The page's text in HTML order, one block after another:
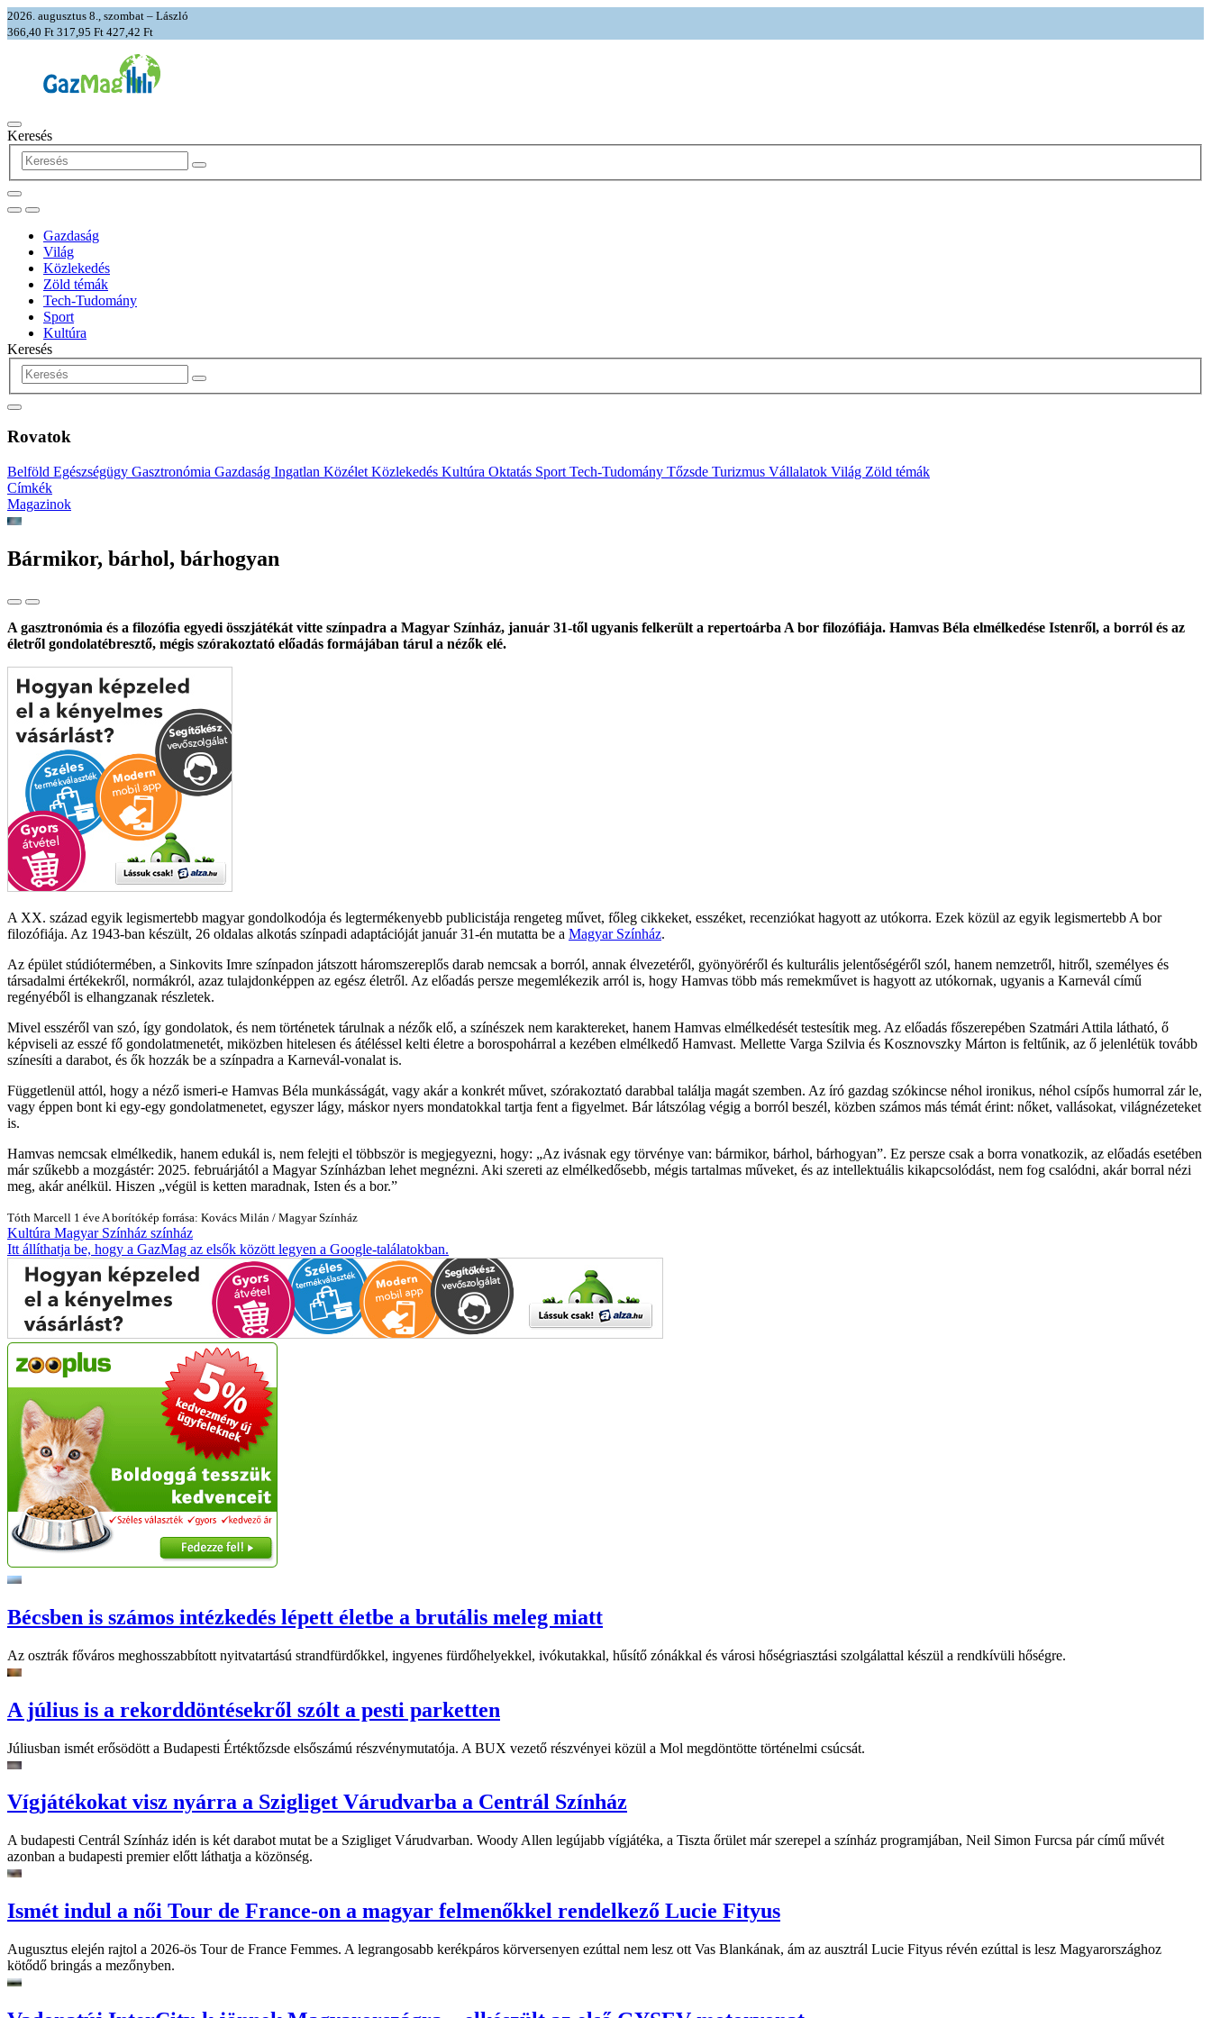
2026. augusztus 8., szombat – László
366,40 Ft 317,95 Ft 427,42 Ft
Keresés
Gazdaság
Világ
Közlekedés
Zöld témák
Tech-Tudomány
Sport
Kultúra
Keresés
Rovatok
Belföld Egészségügy Gasztronómia Gazdaság Ingatlan Közélet Közlekedés Kultúra Oktatás Sport Tech-Tudomány Tőzsde Turizmus Vállalatok Világ Zöld témák
Címkék
Magazinok
Bármikor, bárhol, bárhogyan
A gasztronómia és a filozófia egyedi összjátékát vitte színpadra a Magyar Színház, január 31-től ugyanis felkerült a repertoárba A bor filozófiája. Hamvas Béla elmélkedése Istenről, a borról és az
életről gondolatébresztő, mégis szórakoztató előadás formájában tárul a nézők elé.
A XX. század egyik legismertebb magyar gondolkodója és legtermékenyebb publicistája rengeteg művet, főleg cikkeket, esszéket, recenziókat hagyott az utókorra. Ezek közül az egyik legismertebb A bor
filozófiája. Az 1943-ban készült, 26 oldalas alkotás színpadi adaptációját január 31-én mutatta be a Magyar Színház.
Az épület stúdiótermében, a Sinkovits Imre színpadon játszott háromszereplős darab nemcsak a borról, annak élvezetéről, gyönyöréről és kulturális jelentőségéről szól, hanem nemzetről, hitről, személyes és
társadalmi értékekről, normákról, azaz tulajdonképpen az egész életről. Az előadás persze megemlékezik arról is, hogy Hamvas több más remekművet is hagyott az utókornak, ugyanis a Karnevál című
regényéből is elhangzanak részletek.
Mivel esszéről van szó, így gondolatok, és nem történetek tárulnak a nézők elő, a színészek nem karaktereket, hanem Hamvas elmélkedését testesítik meg. Az előadás főszerepében Szatmári Attila látható, ő
képviseli az esszé fő gondolatmenetét, miközben hitelesen és átéléssel kelti életre a borospohárral a kezében elmélkedő Hamvast. Mellette Varga Szilvia és Kosznovszky Márton is feltűnik, az ő jelenlétük tovább
színesíti a darabot, és ők hozzák be a színpadra a Karnevál-vonalat is.
Függetlenül attól, hogy a néző ismeri-e Hamvas Béla munkásságát, vagy akár a konkrét művet, szórakoztató darabbal találja magát szemben. Az író gazdag szókincse néhol ironikus, néhol csípős humorral zár le,
vagy éppen bont ki egy-egy gondolatmenetet, egyszer lágy, máskor nyers mondatokkal tartja fent a figyelmet. Bár látszólag végig a borról beszél, közben számos más témát érint: nőket, vallásokat, világnézeteket
is.
Hamvas nemcsak elmélkedik, hanem edukál is, nem felejti el többször is megjegyezni, hogy: „Az ivásnak egy törvénye van: bármikor, bárhol, bárhogyan”. Ez persze csak a borra vonatkozik, az előadás esetében
már szűkebb a mozgástér: 2025. februárjától a Magyar Színházban lehet megnézni. Aki szereti az elmélkedősebb, mégis tartalmas műveket, és az intellektuális kikapcsolódást, nem fog csalódni, akár borral nézi
meg, akár anélkül. Hiszen „végül is ketten maradnak, Isten és a bor.”
Tóth Marcell 1 éve A borítókép forrása: Kovács Milán / Magyar Színház
Kultúra Magyar Színház színház
Itt állíthatja be, hogy a GazMag az elsők között legyen a Google-találatokban.
Bécsben is számos intézkedés lépett életbe a brutális meleg miatt
Az osztrák főváros meghosszabbított nyitvatartású strandfürdőkkel, ingyenes fürdőhelyekkel, ivókutakkal, hűsítő zónákkal és városi hőségriasztási szolgálattal készül a rendkívüli hőségre.
A július is a rekorddöntésekről szólt a pesti parketten
Júliusban ismét erősödött a Budapesti Értéktőzsde elsőszámú részvénymutatója. A BUX vezető részvényei közül a Mol megdöntötte történelmi csúcsát.
Vígjátékokat visz nyárra a Szigliget Várudvarba a Centrál Színház
A budapesti Centrál Színház idén is két darabot mutat be a Szigliget Várudvarban. Woody Allen legújabb vígjátéka, a Tiszta őrület már szerepel a színház programjában, Neil Simon Furcsa pár című művét
azonban a budapesti premier előtt láthatja a közönség.
Ismét indul a női Tour de France-on a magyar felmenőkkel rendelkező Lucie Fityus
Augusztus elején rajtol a 2026-ös Tour de France Femmes. A legrangosabb kerékpáros körversenyen ezúttal nem lesz ott Vas Blankának, ám az ausztrál Lucie Fityus révén ezúttal is lesz Magyarországhoz
kötődő bringás a mezőnyben.